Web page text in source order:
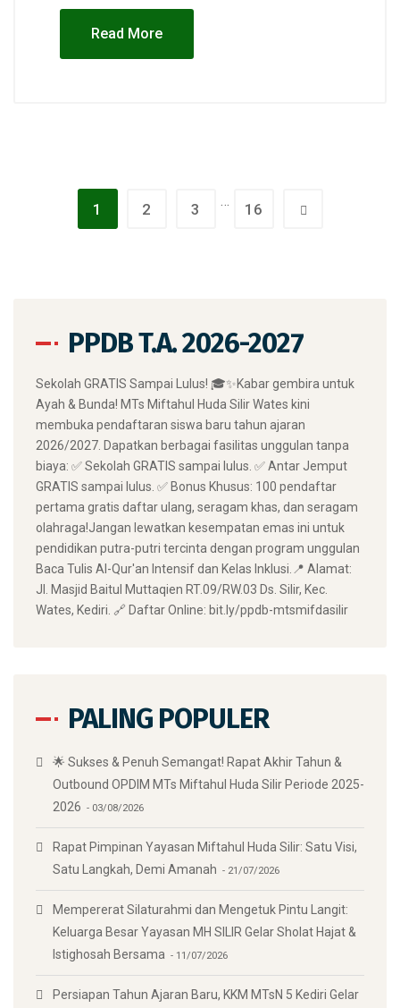
Read More
1 2 3 … 16
PPDB T.A. 2026-2027
​Sekolah GRATIS Sampai Lulus! 🎓✨ ​Kabar gembira untuk
Ayah & Bunda! MTs Miftahul Huda Silir Wates kini
membuka pendaftaran siswa baru tahun ajaran
2026/2027. Dapatkan berbagai fasilitas unggulan tanpa
biaya: ✅ Sekolah GRATIS sampai lulus. ✅ Antar Jemput
GRATIS sampai lulus. ✅ Bonus Khusus: 100 pendaftar
pertama gratis daftar ulang, seragam khas, dan seragam
olahraga! ​Jangan lewatkan kesempatan emas ini untuk
pendidikan putra-putri tercinta dengan program unggulan
Baca Tulis Al-Qur'an Intensif dan Kelas Inklusi. ​📍 Alamat:
Jl. Masjid Baitul Muttaqien RT.09/RW.03 Ds. Silir, Kec.
Wates, Kediri. 🔗 Daftar Online: bit.ly/ppdb-mtsmifdasilir
PALING POPULER
🌟 Sukses & Penuh Semangat! Rapat Akhir Tahun &
Outbound OPDIM MTs Miftahul Huda Silir Periode 2025-
2026
03/08/2026
Rapat Pimpinan Yayasan Miftahul Huda Silir: Satu Visi,
Satu Langkah, Demi Amanah
21/07/2026
Mempererat Silaturahmi dan Mengetuk Pintu Langit:
Keluarga Besar Yayasan MH SILIR Gelar Sholat Hajat &
Istighosah Bersama
11/07/2026
Persiapan Tahun Ajaran Baru, KKM MTsN 5 Kediri Gelar